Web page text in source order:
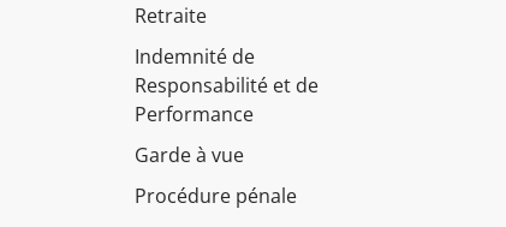
Retraite
Indemnité de
Responsabilité et de
Performance
Garde à vue
Procédure pénale